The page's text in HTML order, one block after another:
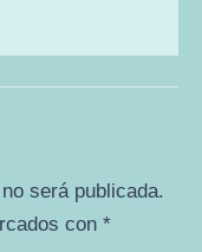
será publicada.
con *